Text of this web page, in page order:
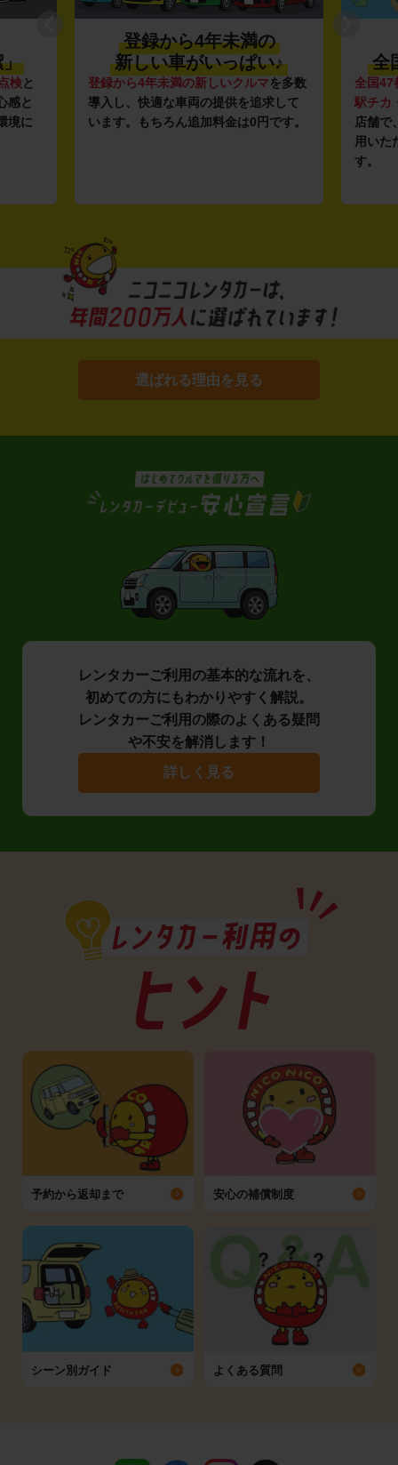
」
検と
感と
境に
登録から4年未満の
新しい車がいっぱい♪
登録から4年未満の新しいクルマを多数
導入し、快適な車両の提供を追求して
います。もちろん追加料金は0円です。
全
全国47
駅チカ
店舗で
用いた
す。
選ばれる理由を見る
レンタカーご利用の基本的な流れを、
初めての方にもわかりやすく解説。
レンタカーご利用の際のよくある疑問
や不安を解消します！
詳しく見る
予約から返却まで 安心の補償制度
シーン別ガイド よくある質問